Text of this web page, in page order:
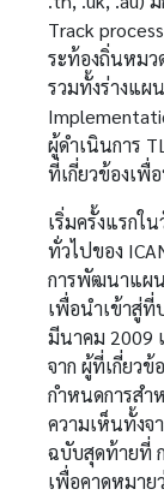
Track
ระท้องถิ่นหมว
รวมทั้งร่างแผ
ผู้ดำเนินการ
ที่เกี่ยวข้องเพื่
เริ่มครั้งแรกใ
ทั่วไปของ
การพัฒนาแผน
เพื่อนำเข้าสู่ที่
มีนาคม 2009
จาก ผู้ที่เกี่ยว
กำหนดการสำ
ความเห็นทั้งจ
ฉบับสุดท้ายที่
เพื่อคาดหมาย